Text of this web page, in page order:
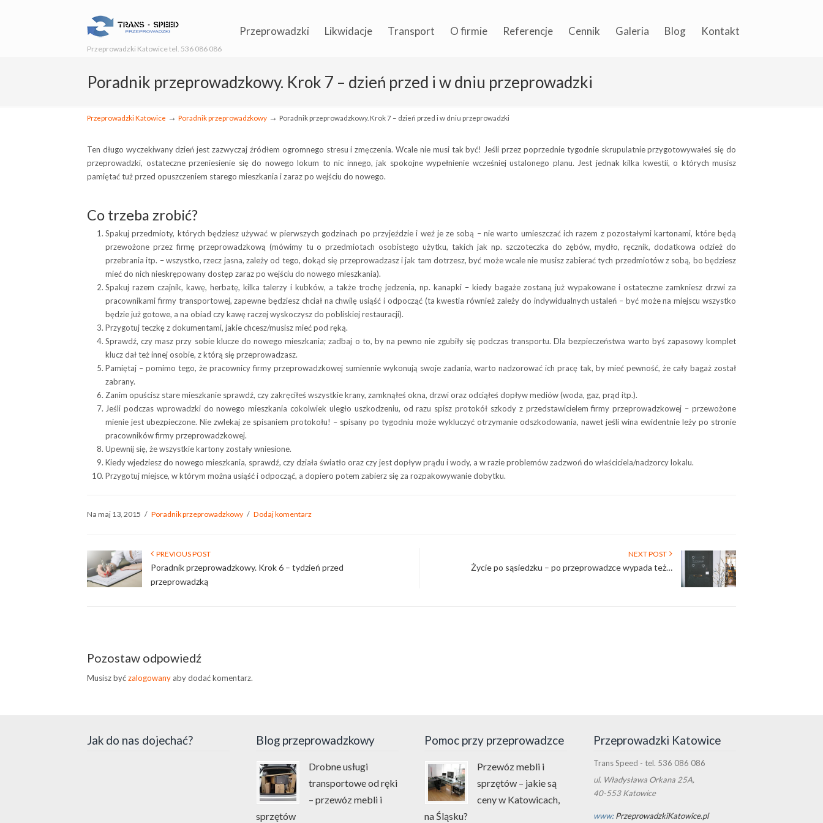
Przeprowadzki Katowice tel. 536 086 086
Przeprowadzki Likwidacje Transport O firmie Referencje Cennik Galeria Blog Kontakt
Poradnik przeprowadzkowy. Krok 7 – dzień przed i w dniu przeprowadzki
Przeprowadzki Katowice → Poradnik przeprowadzkowy → Poradnik przeprowadzkowy. Krok 7 – dzień przed i w dniu przeprowadzki
Ten długo wyczekiwany dzień jest zazwyczaj źródłem ogromnego stresu i zmęczenia. Wcale nie musi tak być! Jeśli przez poprzednie tygodnie skrupulatnie przygotowywałeś się do
przeprowadzki, ostateczne przeniesienie się do nowego lokum to nic innego, jak spokojne wypełnienie wcześniej ustalonego planu. Jest jednak kilka kwestii, o których musisz
pamiętać tuż przed opuszczeniem starego mieszkania i zaraz po wejściu do nowego.
Co trzeba zrobić?
Spakuj przedmioty, których będziesz używać w pierwszych godzinach po przyjeździe i weź je ze sobą – nie warto umieszczać ich razem z pozostałymi kartonami, które będą
przewożone przez firmę przeprowadzkową (mówimy tu o przedmiotach osobistego użytku, takich jak np. szczoteczka do zębów, mydło, ręcznik, dodatkowa odzież do
przebrania itp. – wszystko, rzecz jasna, zależy od tego, dokąd się przeprowadzasz i jak tam dotrzesz, być może wcale nie musisz zabierać tych przedmiotów z sobą, bo będziesz
mieć do nich nieskrępowany dostęp zaraz po wejściu do nowego mieszkania).
Spakuj razem czajnik, kawę, herbatę, kilka talerzy i kubków, a także trochę jedzenia, np. kanapki – kiedy bagaże zostaną już wypakowane i ostateczne zamkniesz drzwi za
pracownikami firmy transportowej, zapewne będziesz chciał na chwilę usiąść i odpocząć (ta kwestia również zależy do indywidualnych ustaleń – być może na miejscu wszystko
będzie już gotowe, a na obiad czy kawę raczej wyskoczysz do pobliskiej restauracji).
Przygotuj teczkę z dokumentami, jakie chcesz/musisz mieć pod ręką.
Sprawdź, czy masz przy sobie klucze do nowego mieszkania; zadbaj o to, by na pewno nie zgubiły się podczas transportu. Dla bezpieczeństwa warto byś zapasowy komplet
klucz dał też innej osobie, z którą się przeprowadzasz.
Pamiętaj – pomimo tego, że pracownicy firmy przeprowadzkowej sumiennie wykonują swoje zadania, warto nadzorować ich pracę tak, by mieć pewność, że cały bagaż został
zabrany.
Zanim opuścisz stare mieszkanie sprawdź, czy zakręciłeś wszystkie krany, zamknąłeś okna, drzwi oraz odciąłeś dopływ mediów (woda, gaz, prąd itp.).
Jeśli podczas wprowadzki do nowego mieszkania cokolwiek uległo uszkodzeniu, od razu spisz protokół szkody z przedstawicielem firmy przeprowadzkowej – przewożone
mienie jest ubezpieczone. Nie zwlekaj ze spisaniem protokołu! – spisany po tygodniu może wykluczyć otrzymanie odszkodowania, nawet jeśli wina ewidentnie leży po stronie
pracowników firmy przeprowadzkowej.
Upewnij się, że wszystkie kartony zostały wniesione.
Kiedy wjedziesz do nowego mieszkania, sprawdź, czy działa światło oraz czy jest dopływ prądu i wody, a w razie problemów zadzwoń do właściciela/nadzorcy lokalu.
Przygotuj miejsce, w którym można usiąść i odpocząć, a dopiero potem zabierz się za rozpakowywanie dobytku.
Na maj 13, 2015 / Poradnik przeprowadzkowy / Dodaj komentarz
PREVIOUS POST
Poradnik przeprowadzkowy. Krok 6 – tydzień przed
przeprowadzką
NEXT POST
Życie po sąsiedzku – po przeprowadzce wypada też…
Pozostaw odpowiedź
Musisz byćzalogowany aby dodać komentarz.
Jak do nas dojechać? Blog przeprowadzkowy
Drobne usługi
transportowe od ręki
– przewóz mebli i
sprzętów
Pomoc przy przeprowadzce
Przewóz mebli i
sprzętów – jakie są
ceny w Katowicach,
na Śląsku?
Przeprowadzki Katowice
Trans Speed - tel. 536 086 086
ul. Władysława Orkana 25A,
40-553 Katowice
www:PrzeprowadzkiKatowice.pl